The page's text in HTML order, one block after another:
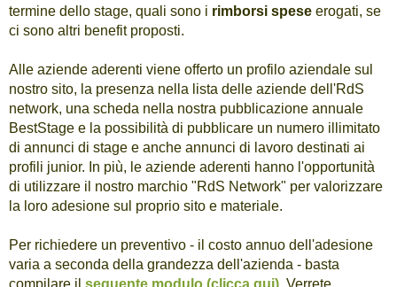
termine dello stage, quali sono i rimborsi spese erogati, se
ci sono altri benefit proposti.
Alle aziende aderenti viene offerto un profilo aziendale sul
nostro sito, la presenza nella lista delle aziende dell'RdS
network, una scheda nella nostra pubblicazione annuale
BestStage e la possibilità di pubblicare un numero illimitato
di annunci di stage e anche annunci di lavoro destinati ai
profili junior. In più, le aziende aderenti hanno l'opportunità
di utilizzare il nostro marchio "RdS Network" per valorizzare
la loro adesione sul proprio sito e materiale.
Per richiedere un preventivo - il costo annuo dell'adesione
varia a seconda della grandezza dell'azienda - basta
compilare il seguente modulo (clicca qui) . Verrete